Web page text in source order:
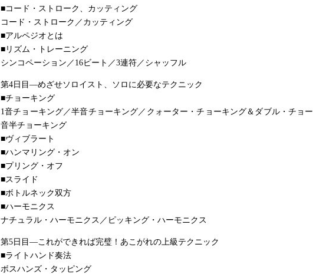
■コード・ストローク、カッティング
コード・ストローク／カッティング
■アルペジオとは
■リズム・トレーニング
シンコペーション／16ビート／3連符／シャッフル
第4日目―めざせソロイスト、ソロに必要なテクニック
■チョーキング
1音チョーキング／半音チョーキング／クォーター・チョーキング＆ダブル・チョ
音半チョーキング
■ヴィブラート
■ハンマリング・オン
■プリング・オフ
■スライド
■ボトルネック双方
■ハーモニクス
ナチュラル・ハーモニクス／ピッキング・ハーモニクス
第5日目―これができれば完璧！あこがれの上級テクニック
■ライトハンド奏法
ボスハンズ・タッピング